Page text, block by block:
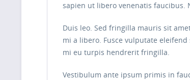
sapien ut libero venenatis faucibus.
Duis leo. Sed fringilla mauris sit
mi a libero. Fusce vulputate
mi eu turpis hendrerit fringilla.
Vestibulum ante ipsum primis in